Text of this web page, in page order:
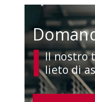
Il nostro
lieto di